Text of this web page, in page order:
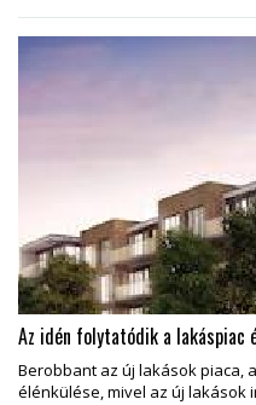
Az idén folytatódik a lakáspiac
Berobbant az új lakások piaca,
élénkülése, mivel az új lakások